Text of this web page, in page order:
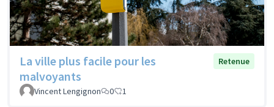
La ville plus facile pour les
malvoyants
Retenue
Vincent Lengignon 0 1